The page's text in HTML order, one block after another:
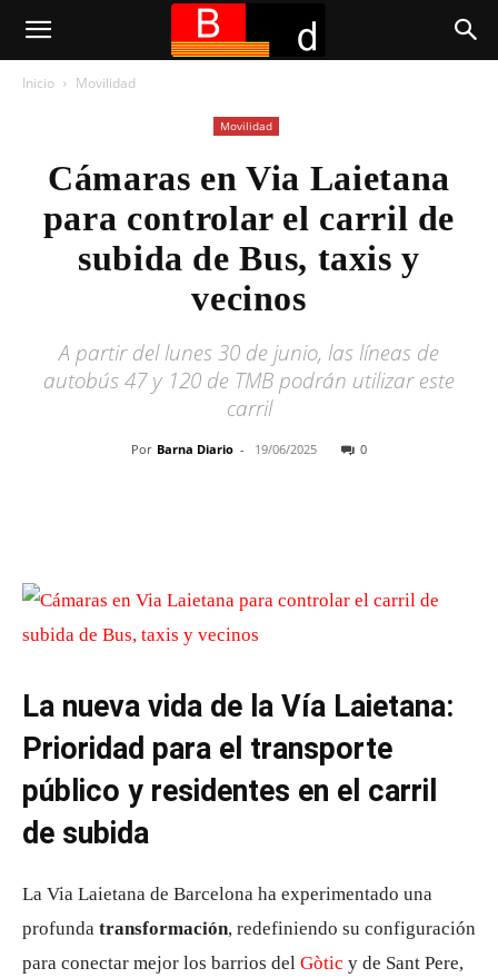
Inicio Movilidad
Movilidad
Cámaras en Via Laietana
para controlar el carril de
subida de Bus, taxis y
vecinos
A partir del lunes 30 de junio, las líneas de
autobús 47 y 120 de TMB podrán utilizar este
carril
Por Barna Diario - 19/06/2025 0
La nueva vida de la Vía Laietana:
Prioridad para el transporte
público y residentes en el carril
de subida
La Via Laietana de Barcelona ha experimentado una
profunda transformación, redefiniendo su configuración
para conectar mejor los barrios del Gòtic y de Sant Pere,